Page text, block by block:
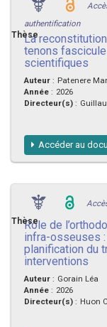
authentification
Thèse
La
tenons
scientifiques
Auteur : Patenere
Année : 2026
Directeur(s) :
Accéder au
ThèseRôle de
infra-osseuses :
planification du
interventions
Auteur : Gorain Léa
Année : 2026
Directeur(s) : Huon